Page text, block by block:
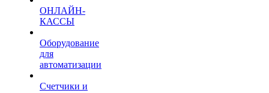
ОНЛАЙН-
КАССЫ
Оборудование
для
автоматизации
Счетчики и